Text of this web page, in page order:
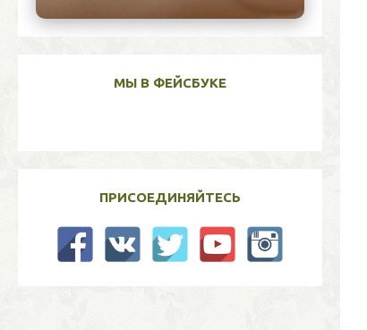
МЫ В ФЕЙСБУКЕ
ПРИСОЕДИНЯЙТЕСЬ